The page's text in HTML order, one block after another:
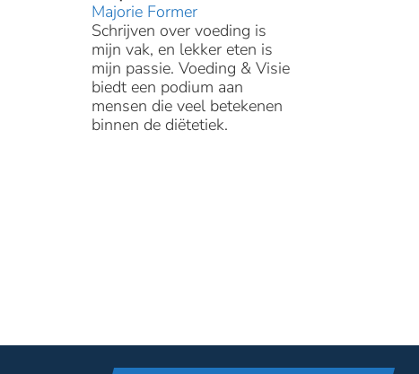
Majorie Former
Schrijven over voeding is
mijn vak, en lekker eten is
mijn passie. Voeding & Visie
biedt een podium aan
mensen die veel betekenen
binnen de diëtetiek.